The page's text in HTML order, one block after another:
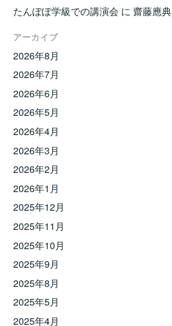
たんぽぽ学級での講演会 に齋藤應典
アーカイブ
2026年8月
2026年7月
2026年6月
2026年5月
2026年4月
2026年3月
2026年2月
2026年1月
2025年12月
2025年11月
2025年10月
2025年9月
2025年8月
2025年5月
2025年4月